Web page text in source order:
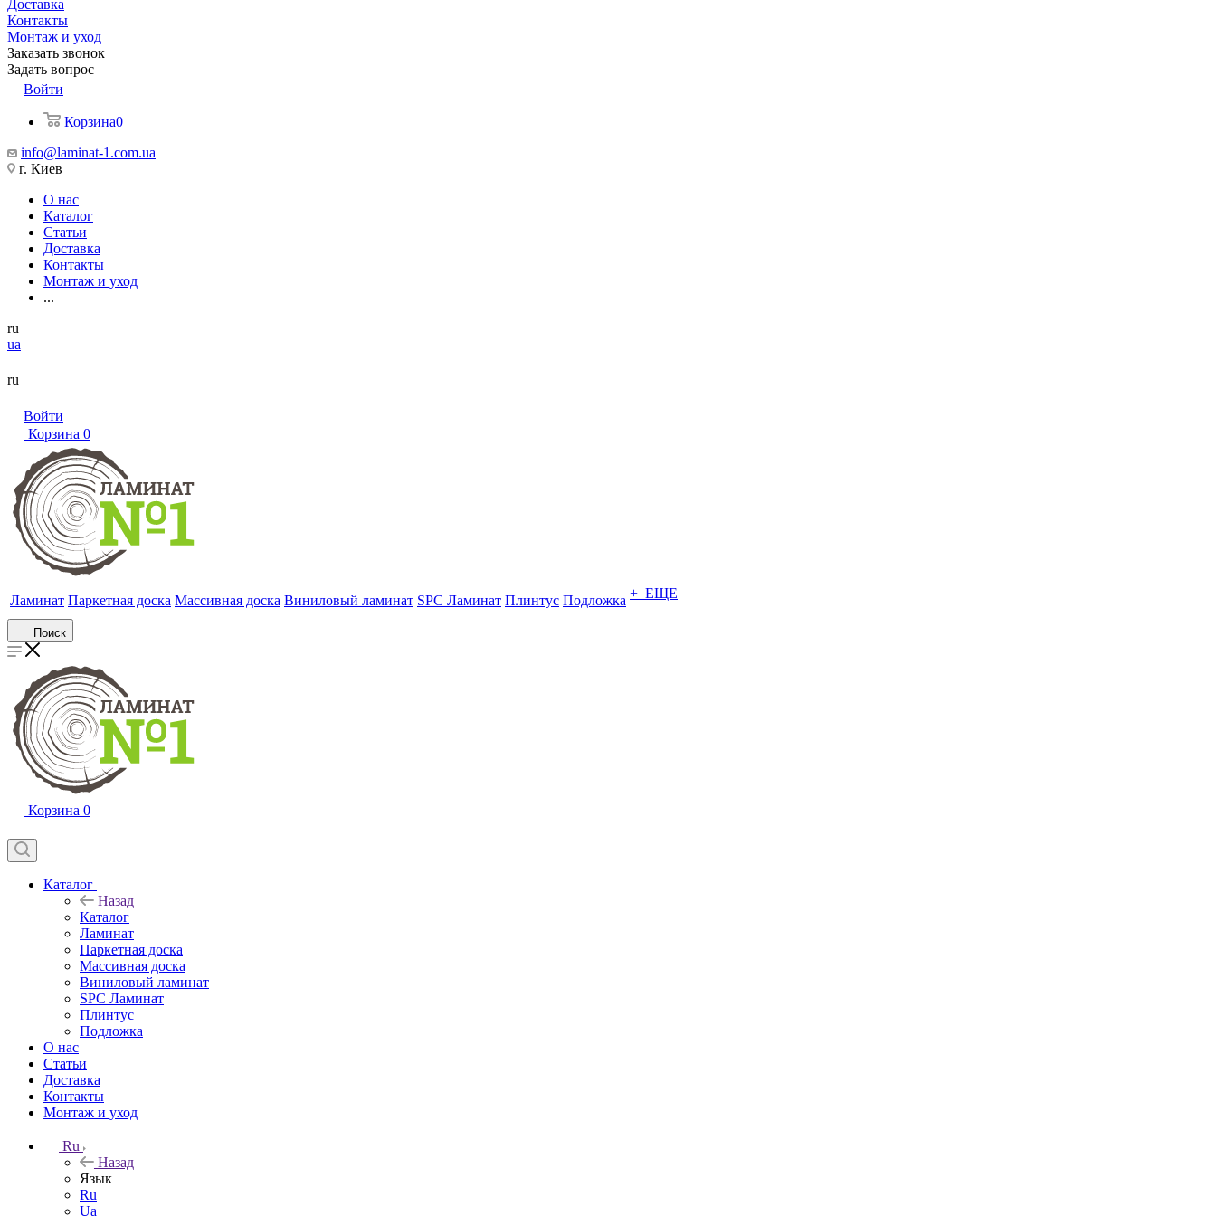
Доставка
Контакты
Монтаж и уход
Заказать звонок
Задать вопрос
Войти
Корзина0
info@laminat-1.com.ua
г. Киев
О нас
Каталог
Статьи
Доставка
Контакты
Монтаж и уход
...
ru
ua
ru
Войти
Корзина 0
Ламинат Паркетная доска Массивная доска Виниловый ламинат SPC Ламинат Плинтус Подложка + ЕЩЕ
Поиск
Корзина 0
Каталог
Назад
Каталог
Ламинат
Паркетная доска
Массивная доска
Виниловый ламинат
SPC Ламинат
Плинтус
Подложка
О нас
Статьи
Доставка
Контакты
Монтаж и уход
Ru
Назад
Язык
Ru
Ua